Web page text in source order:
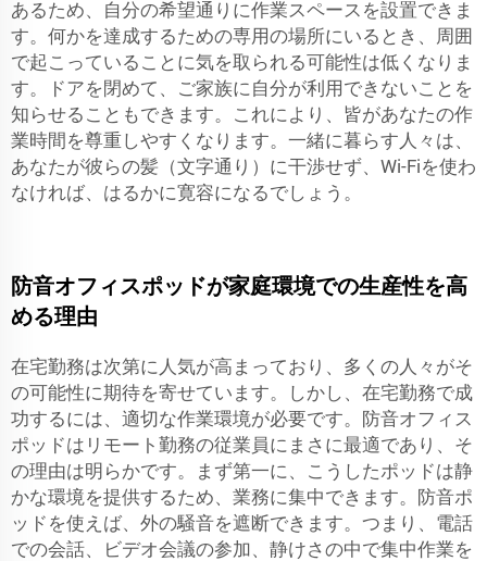
あるため、自分の希望通りに作業スペースを設置できま
す。何かを達成するための専用の場所にいるとき、周囲
で起こっていることに気を取られる可能性は低くなりま
す。ドアを閉めて、ご家族に自分が利用できないことを
知らせることもできます。これにより、皆があなたの作
業時間を尊重しやすくなります。一緒に暮らす人々は、
あなたが彼らの髪（文字通り）に干渉せず、Wi-Fiを使わ
なければ、はるかに寛容になるでしょう。
防音オフィスポッドが家庭環境での生産性を高
める理由
在宅勤務は次第に人気が高まっており、多くの人々がそ
の可能性に期待を寄せています。しかし、在宅勤務で成
功するには、適切な作業環境が必要です。防音オフィス
ポッドはリモート勤務の従業員にまさに最適であり、そ
の理由は明らかです。まず第一に、こうしたポッドは静
かな環境を提供するため、業務に集中できます。防音ポ
ッドを使えば、外の騒音を遮断できます。つまり、電話
での会話、ビデオ会議の参加、静けさの中で集中作業を